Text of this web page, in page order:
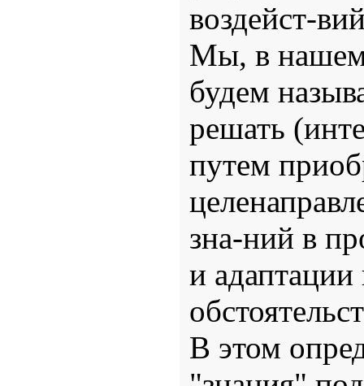
воздейст-
Мы, в нашем
будем
решать
путем
зна-ний в
и
В этом